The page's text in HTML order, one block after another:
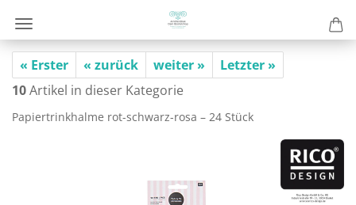
« Erster « zurück weiter »
Letzter »
10Artikel in dieser Kategorie
Pa­pier­trink­hal­me rot-​schwarz-rosa – 24 Stück